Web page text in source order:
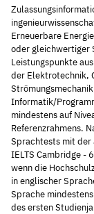
Erneuerbare
oder gleichwertiger
Leistungspunkte
der Elektrotechnik,
Informatik/
mindestens auf
Referenzrahmens.
Sprachtests mit der
IELTS Cambridge -
wenn die
in englischer
Sprache
des ersten